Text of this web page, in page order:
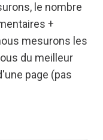
le nombre
+
mesurons les
du meilleur
page (pas